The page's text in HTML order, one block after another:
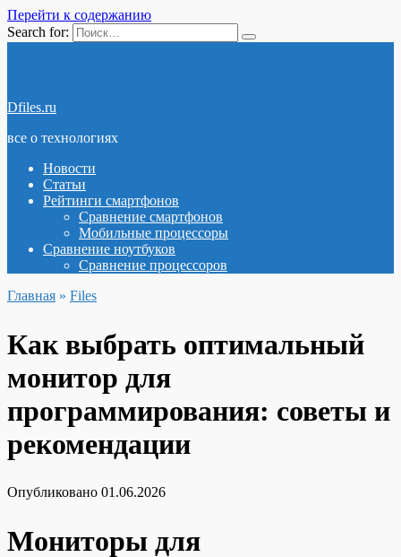
Перейти к содержанию
Search for:
Dfiles.ru
все о технологиях
Новости
Статьи
Рейтинги смартфонов
Сравнение смартфонов
Мобильные процессоры
Сравнение ноутбуков
Сравнение процессоров
Главная » Files
Как выбрать оптимальный
монитор для
программирования: советы и
рекомендации
Опубликовано 01.06.2026
Мониторы для